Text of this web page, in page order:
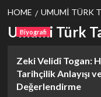
HOME UMUMI TÜRK
Umumi Türk
Biyografi
Zeki Velidî Togan:
Tarihçilik Anlayışı
Değerlendirme